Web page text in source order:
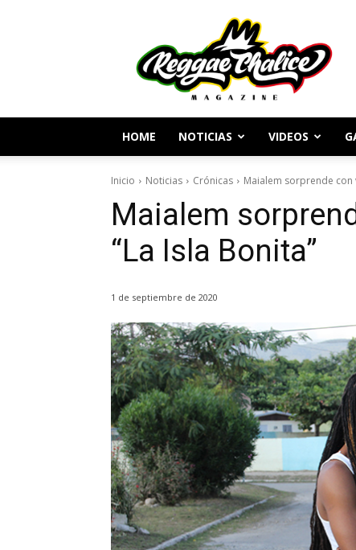
Periodismo
y
Cultura
Reggae
HOME NOTICIAS VIDEOS
Inicio Noticias Crónicas Maialem sorprende con
Maialem
“La Isla Bonita”
1 de septiembre de 2020